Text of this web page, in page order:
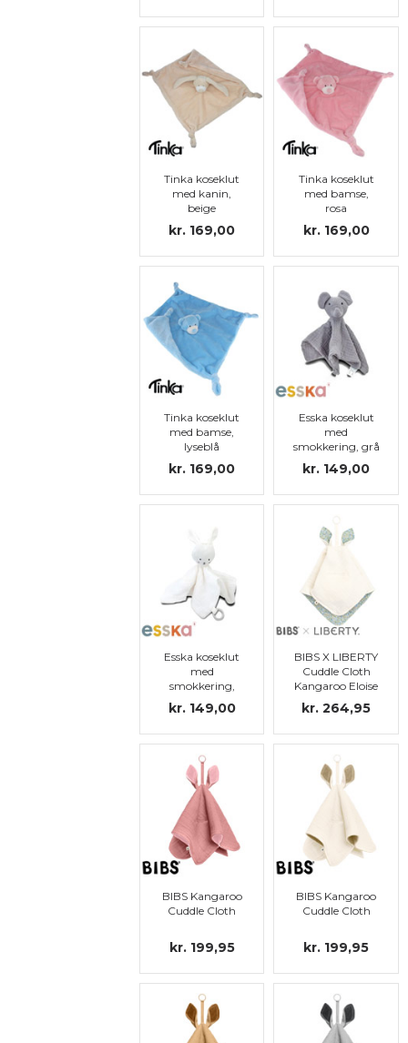
Tinka koseklut
med kanin,
beige
kr. 169,00
Tinka koseklut
med bamse,
rosa
kr. 169,00
Tinka koseklut
med bamse,
lyseblå
kr. 169,00
Esska koseklut
med
smokkering, grå
elefant
kr. 149,00
Esska koseklut
med
smokkering,
kr. 149,00
BIBS X LIBERTY
Cuddle Cloth
Kangaroo Eloise
kr. 264,95
BIBS Kangaroo
Cuddle Cloth
kr. 199,95
BIBS Kangaroo
Cuddle Cloth
kr. 199,95